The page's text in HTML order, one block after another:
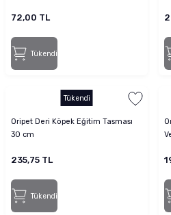
72,00 TL
Tükendi
Tükendi
Oripet Deri Köpek Eğitim Tasması
30 cm
235,75 TL
Tükendi